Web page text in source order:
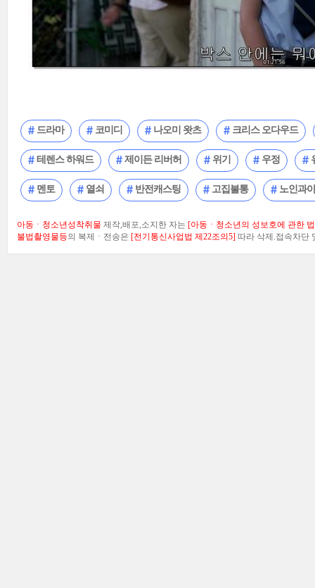
드라마 코미디 나오미 왓츠 크리스 오다우드
테렌스 하워드 제이든 리버허 위기 우정
멘토 열쇠 반전캐스팅 고집불통 노인과
아동ㆍ청소년성착취물 제작,배포,소지한 자는 [아동ㆍ청소년의 성보호에 관한
불법촬영물등의 복제ㆍ전송은 [전기통신사업법 제22조의5] 따라 삭제.접속차단